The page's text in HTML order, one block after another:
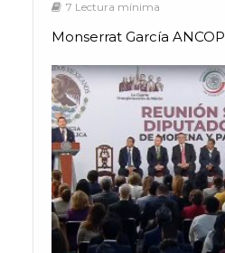
7 Lectura mínima
Monserrat García ANCOP